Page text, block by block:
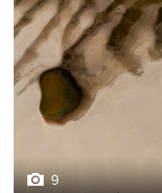
Обмеление Дуная